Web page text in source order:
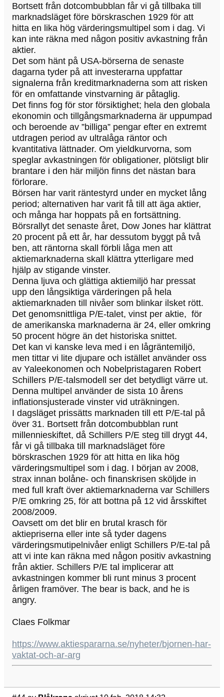
Bortsett från dotcombubblan får vi gå tillbaka till
marknadsläget före börskraschen 1929 för att
hitta en lika hög värderingsmultipel som i dag. Vi
kan inte räkna med någon positiv avkastning från
aktier.
Det som hänt på USA-börserna de senaste
dagarna tyder på att investerarna uppfattar
signalerna från kreditmarknaderna som att risken
för en omfattande vinstvarning är påtaglig.
Det finns fog för stor försiktighet; hela den globala
ekonomin och tillgångsmarknaderna är uppumpad
och beroende av ”billiga” pengar efter en extremt
utdragen period av ultralåga räntor och
kvantitativa lättnader. Om yieldkurvorna, som
speglar avkastningen för obligationer, plötsligt blir
brantare i den här miljön finns det nästan bara
förlorare.
Börsen har varit räntestyrd under en mycket lång
period; alternativen har varit få till att äga aktier,
och många har hoppats på en fortsättning.
Börsrallyt det senaste året, Dow Jones har klättrat
20 procent på ett år, har dessutom byggt på två
ben, att räntorna skall förbli låga men att
aktiemarknaderna skall klättra ytterligare med
hjälp av stigande vinster.
Denna ljuva och glättiga aktiemiljö har pressat
upp den långsiktiga värderingen på hela
aktiemarknaden till nivåer som blinkar ilsket rött.
Det genomsnittliga P/E-talet, vinst per aktie, för
de amerikanska marknaderna är 24, eller omkring
50 procent högre än det historiska snittet.
Det kan vi kanske leva med i en lågräntemiljö,
men tittar vi lite djupare och istället använder oss
av Yaleekonomen och Nobelpristagaren Robert
Schillers P/E-talsmodell ser det betydligt värre ut.
Denna multipel använder de sista 10 årens
inflationsjusterade vinster vid uträkningen.
I dagsläget prissätts marknaden till ett P/E-tal på
över 31. Bortsett från dotcombubblan runt
millennieskiftet, då Schillers P/E steg till drygt 44,
får vi gå tillbaka till marknadsläget före
börskraschen 1929 för att hitta en lika hög
värderingsmultipel som i dag. I början av 2008,
strax innan bolåne- och finanskrisen sköljde in
med full kraft över aktiemarknaderna var Schillers
P/E omkring 25, för att bottna på 12 vid årsskiftet
2008/2009.
Oavsett om det blir en brutal krasch för
aktiepriserna eller inte så tyder dagens
värderingsmutipelnivåer enligt Schillers P/E-tal på
att vi inte kan räkna med någon positiv avkastning
från aktier. Schillers P/E tal implicerar att
avkastningen kommer bli runt minus 3 procent
årligen framöver. The bear is back, and he is
angry.
Claes Folkmar
https://www.aktiespararna.se/nyheter/bjornen-har-
vaktat-och-ar-arg